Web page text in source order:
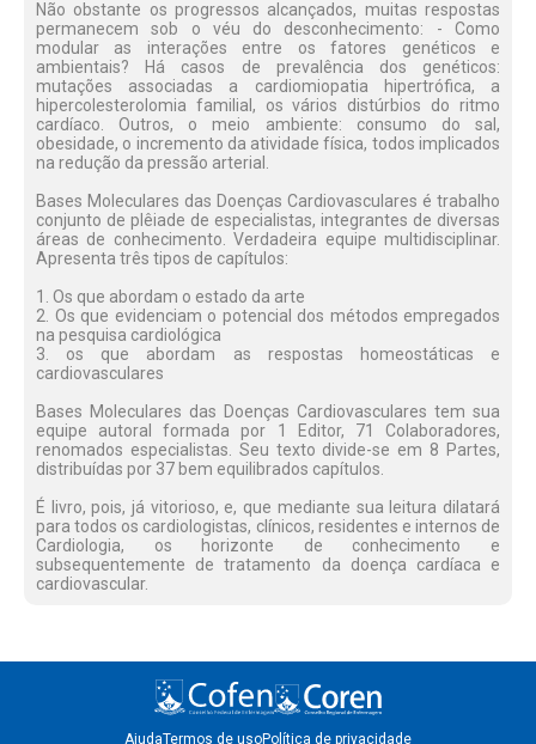
Não obstante os progressos alcançados, muitas respostas
permanecem sob o véu do desconhecimento: - Como
modular as interações entre os fatores genéticos e
ambientais? Há casos de prevalência dos genéticos:
mutações associadas a cardiomiopatia hipertrófica, a
hipercolesterolomia familial, os vários distúrbios do ritmo
cardíaco. Outros, o meio ambiente: consumo do sal,
obesidade, o incremento da atividade física, todos implicados
na redução da pressão arterial.
Bases Moleculares das Doenças Cardiovasculares é trabalho
conjunto de plêiade de especialistas, integrantes de diversas
áreas de conhecimento. Verdadeira equipe multidisciplinar.
Apresenta três tipos de capítulos:
1. Os que abordam o estado da arte
2. Os que evidenciam o potencial dos métodos empregados
na pesquisa cardiológica
3. os que abordam as respostas homeostáticas e
cardiovasculares
Bases Moleculares das Doenças Cardiovasculares tem sua
equipe autoral formada por 1 Editor, 71 Colaboradores,
renomados especialistas. Seu texto divide-se em 8 Partes,
distribuídas por 37 bem equilibrados capítulos.
É livro, pois, já vitorioso, e, que mediante sua leitura dilatará
para todos os cardiologistas, clínicos, residentes e internos de
Cardiologia, os horizonte de conhecimento e
subsequentemente de tratamento da doença cardíaca e
cardiovascular.
AjudaTermos de usoPolítica de privacidade